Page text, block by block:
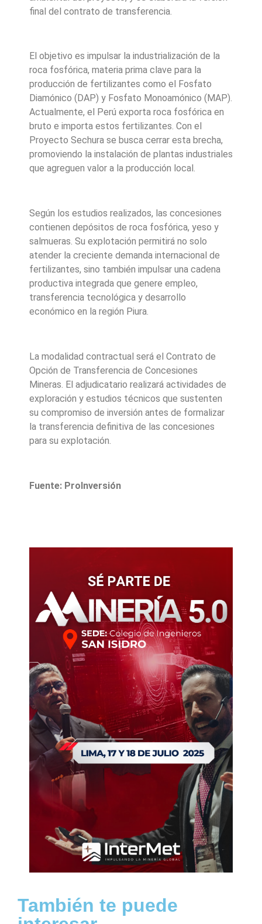
final del contrato de transferencia.
El objetivo es impulsar la industrialización de la
roca fosfórica, materia prima clave para la
producción de fertilizantes como el Fosfato
Diamónico (DAP) y Fosfato Monoamónico (MAP).
Actualmente, el Perú exporta roca fosfórica en
bruto e importa estos fertilizantes. Con el
Proyecto Sechura se busca cerrar esta brecha,
promoviendo la instalación de plantas industriales
que agreguen valor a la producción local.
Según los estudios realizados, las concesiones
contienen depósitos de roca fosfórica, yeso y
salmueras. Su explotación permitirá no solo
atender la creciente demanda internacional de
fertilizantes, sino también impulsar una cadena
productiva integrada que genere empleo,
transferencia tecnológica y desarrollo
económico en la región Piura.
La modalidad contractual será el Contrato de
Opción de Transferencia de Concesiones
Mineras. El adjudicatario realizará actividades de
exploración y estudios técnicos que sustenten
su compromiso de inversión antes de formalizar
la transferencia definitiva de las concesiones
para su explotación.
Fuente: ProInversión
También te puede